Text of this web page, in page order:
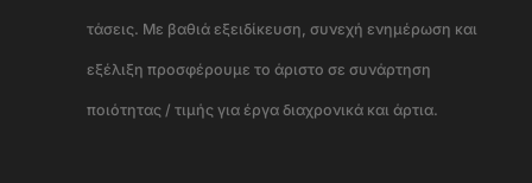
τάσεις. Με βαθιά εξειδίκευση, συνεχή ενημέρωση και
εξέλιξη προσφέρουμε το άριστο σε συνάρτηση
ποιότητας / τιμής για έργα διαχρονικά και άρτια.